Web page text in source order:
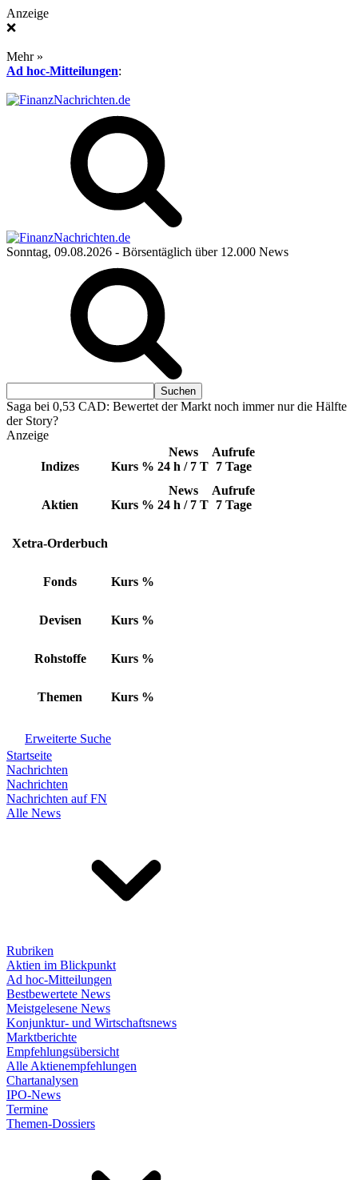
Anzeige
❌
Mehr »
Ad hoc-Mitteilungen:
Sonntag, 09.08.2026 - Börsentäglich über 12.000 News
Saga bei 0,53 CAD: Bewertet der Markt noch immer nur die Hälfte
der Story?
Anzeige
Indizes Kurs %
News
24 h / 7 T
Aufrufe
7 Tage
Aktien Kurs %
News
24 h / 7 T
Aufrufe
7 Tage
Xetra-Orderbuch
Fonds Kurs %
Devisen Kurs %
Rohstoffe Kurs %
Themen Kurs %
Erweiterte Suche
Startseite
Nachrichten
Nachrichten
Nachrichten auf FN
Alle News
Rubriken
Aktien im Blickpunkt
Ad hoc-Mitteilungen
Bestbewertete News
Meistgelesene News
Konjunktur- und Wirtschaftsnews
Marktberichte
Empfehlungsübersicht
Alle Aktienempfehlungen
Chartanalysen
IPO-News
Termine
Themen-Dossiers